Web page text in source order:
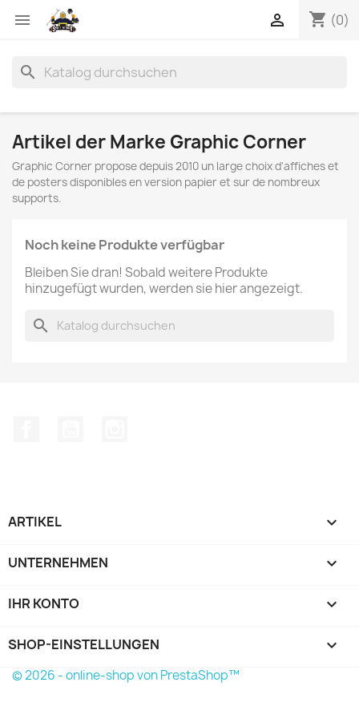
 shopping_cart (0)

search
Artikel der Marke Graphic Corner
Graphic Corner propose depuis 2010 un large choix d'affiches et
de posters disponibles en version papier et sur de nombreux
supports.
Noch keine Produkte verfügbar
Bleiben Sie dran! Sobald weitere Produkte
hinzugefügt wurden, werden sie hier angezeigt.
search
ARTIKEL 
UNTERNEHMEN 
IHR KONTO 
SHOP-EINSTELLUNGEN keyboard_arrow_down
© 2026 - online-shop von PrestaShop™